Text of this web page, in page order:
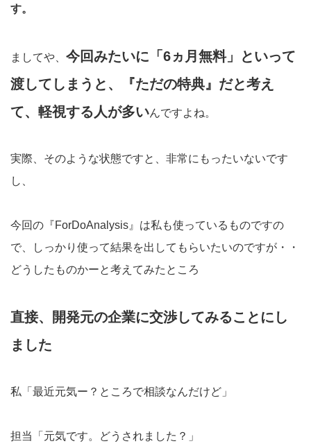
す。
ましてや、 今回みたいに「6ヵ月無料」といって
渡してしまうと、『ただの特典』だと考え
て、軽視する人が多いんですよね。
実際、そのような状態ですと、非常にもったいないです
し、
今回の『ForDoAnalysis』は私も使っているものですの
で、しっかり使って結果を出してもらいたいのですが・・
どうしたものかーと考えてみたところ
直接、開発元の企業に交渉してみることにし
ました
私「最近元気ー？ところで相談なんだけど」
担当「元気です。どうされました？」